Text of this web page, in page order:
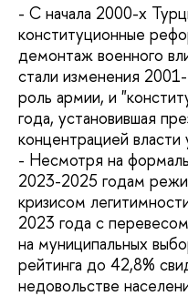
- С начала 2000-х
конституционные
демонтаж военного
стали изменения
роль армии, и
года, установившая
концентрацией власти
- Несмотря на
2023-2025 годам
кризисом
2023 года с
на муниципальных
рейтинга до 42,8%
недовольстве